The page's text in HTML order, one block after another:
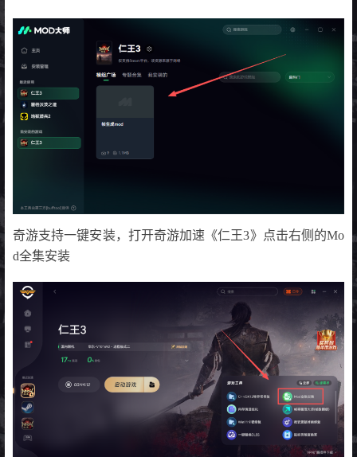
奇游支持一键安装，打开奇游加速《仁王3》点击右侧的Mo
d全集安装